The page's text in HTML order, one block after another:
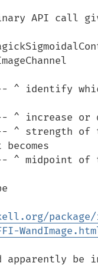
API call
package/
apparently be